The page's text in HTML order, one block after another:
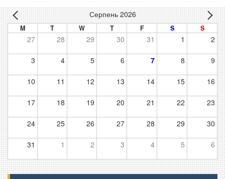
Серпень 2026
M T W T F S S
27 28 29 30 31 1 2
3 4 5 6 7 8 9
10 11 12 13 14 15 16
17 18 19 20 21 22 23
24 25 26 27 28 29 30
31 1 2 3 4 5 6